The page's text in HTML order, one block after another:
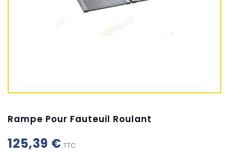
Rampe Pour Fauteuil Roulant
125,39 € TTC